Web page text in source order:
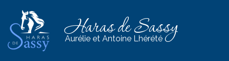
Haras de Sassy
Aurélie et Antoine Lhérété